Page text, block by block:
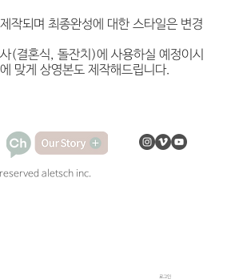
로그인
작되며 최종완성에 대한 스타일은 변경
(결혼식, 돌잔치)에 사용하실 예정이시
맞게 상영본도 제작해드립니다.
aletsch inc.